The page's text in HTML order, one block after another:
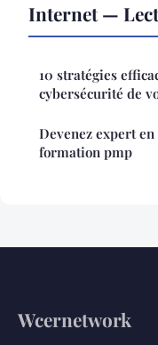
Internet —
10 stratégies
cybersécurité de
Devenez expert
formation pmp
Wcernetwork